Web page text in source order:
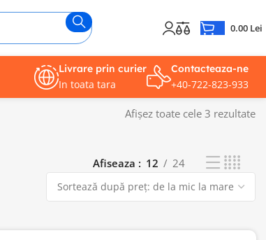
0.00 Lei
Livrare prin curier
In toata tara
Contacteaza-ne
+40-722-823-933
Afișez toate cele 3 rezultate
Afiseaza 12 24